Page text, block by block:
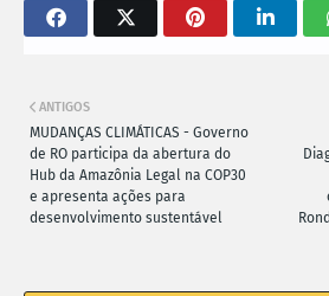
ANTIGOS
MUDANÇAS CLIMÁTICAS - Governo
de RO participa da abertura do
Hub da Amazônia Legal na COP30
e apresenta ações para
desenvolvimento sustentável